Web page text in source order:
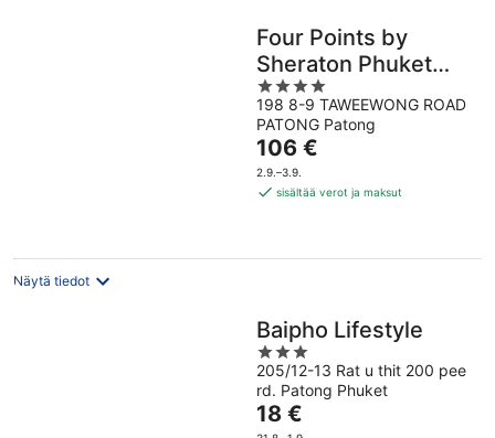
Four Points by
Sheraton Phuket
Patong Beach
Resort
4
out
of
5
198 8-9 TAWEEWONG ROAD
PATONG Patong
Hinta
on
106 €
106 €
2.9.–3.9.
sisältää verot ja maksut
Näytä tiedot
Baipho Lifestyle
3
out
of
5
205/12-13 Rat u thit 200 pee
rd. Patong Phuket
Hinta
on
18 €